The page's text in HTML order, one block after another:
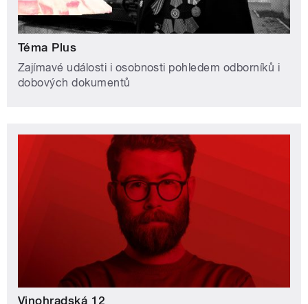
Téma Plus
Zajímavé události i osobnosti pohledem odborníků i
dobových dokumentů
Vinohradská 12